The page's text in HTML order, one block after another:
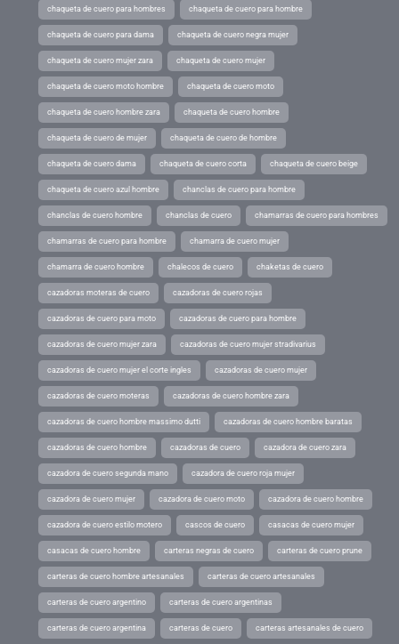
chaqueta de cuero para hombres chaqueta de cuero para hombre
chaqueta de cuero para dama chaqueta de cuero negra mujer
chaqueta de cuero mujer zara chaqueta de cuero mujer
chaqueta de cuero moto hombre chaqueta de cuero moto
chaqueta de cuero hombre zara chaqueta de cuero hombre
chaqueta de cuero de mujer chaqueta de cuero de hombre
chaqueta de cuero dama chaqueta de cuero corta chaqueta de cuero beige
chaqueta de cuero azul hombre chanclas de cuero para hombre
chanclas de cuero hombre chanclas de cuero chamarras de cuero para hombres
chamarras de cuero para hombre chamarra de cuero mujer
chamarra de cuero hombre chalecos de cuero chaketas de cuero
cazadoras moteras de cuero cazadoras de cuero rojas
cazadoras de cuero para moto cazadoras de cuero para hombre
cazadoras de cuero mujer zara cazadoras de cuero mujer stradivarius
cazadoras de cuero mujer el corte ingles cazadoras de cuero mujer
cazadoras de cuero moteras cazadoras de cuero hombre zara
cazadoras de cuero hombre massimo dutti cazadoras de cuero hombre baratas
cazadoras de cuero hombre cazadoras de cuero cazadora de cuero zara
cazadora de cuero segunda mano cazadora de cuero roja mujer
cazadora de cuero mujer cazadora de cuero moto cazadora de cuero hombre
cazadora de cuero estilo motero cascos de cuero casacas de cuero mujer
casacas de cuero hombre carteras negras de cuero carteras de cuero prune
carteras de cuero hombre artesanales carteras de cuero artesanales
carteras de cuero argentino carteras de cuero argentinas
carteras de cuero argentina carteras de cuero carteras artesanales de cuero